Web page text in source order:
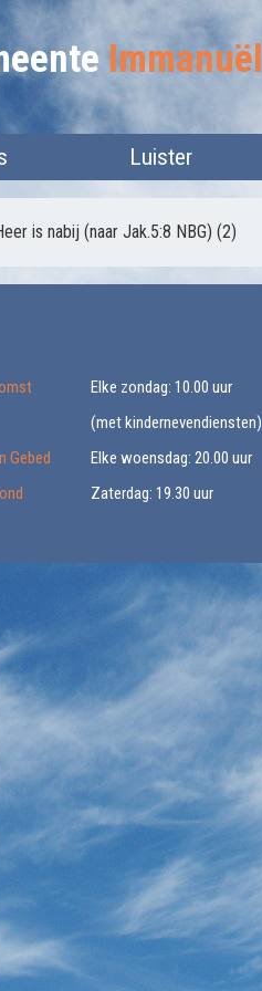
Immanuël
Luister
is nabij (naar Jak.5:8 NBG) (2)
Elke zondag: 10.00 uur
(met kindernevendiensten)
Gebed
Elke woensdag: 20.00 uur
Zaterdag: 19.30 uur